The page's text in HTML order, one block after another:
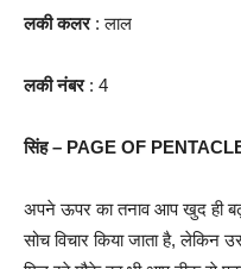
लकी कलर : लाल
लकी नंबर : 4
सिंह – PAGE OF
अपने ऊपर का तनाव आप खुद ही
सोच विचार किया जाता है,